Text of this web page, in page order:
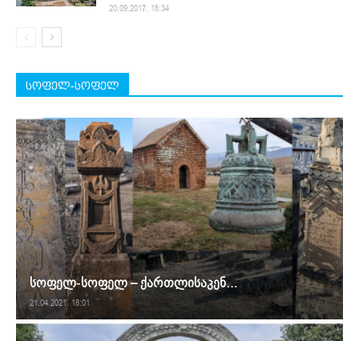
20.09.2017. 18:34
სოფელ-სოფელ
სოფელ-სოფელ – ქართლისაკენ…
21.04.2021. 18:01